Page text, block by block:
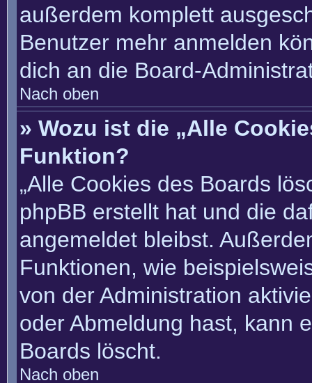
außerdem komplett
Benutzer mehr anmelden
dich an die Board-
Nach oben
» Wozu ist die „Alle
Funktion?
„Alle Cookies des Boards
phpBB erstellt hat und die
angemeldet bleibst.
Funktionen, wie
von der Administration
oder Abmeldung hast, kann
Boards löscht.
Nach oben